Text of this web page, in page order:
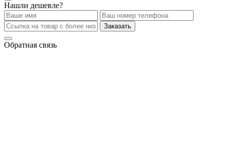
Нашли дешевле?
Заказать
Обратная связь